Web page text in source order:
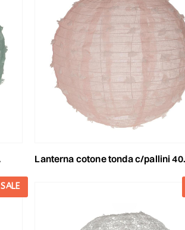
lanterna cotone tonda c/pallini 40x40x40 cm rosa
SALE